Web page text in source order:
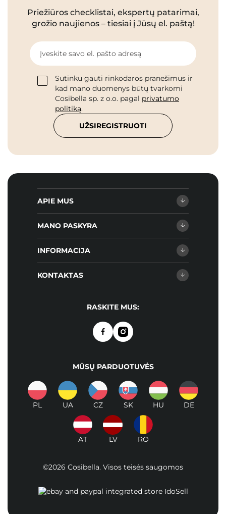
Priežiūros checklistai, ekspertų patarimai,
grožio naujienos – tiesiai į Jūsų el. paštą!
Įveskite savo el. pašto adresą
Sutinku gauti rinkodaros pranešimus ir
kad mano duomenys būtų tvarkomi
Cosibella sp. z o.o. pagal privatumo
politiką.
UŽSIREGISTRUOTI
APIE MUS
MANO PASKYRA
INFORMACIJA
KONTAKTAS
RASKITE MUS:
MŪSŲ PARDUOTUVĖS
PL UA CZ SK HU DE
AT LV RO
©2026 Cosibella. Visos teisės saugomos